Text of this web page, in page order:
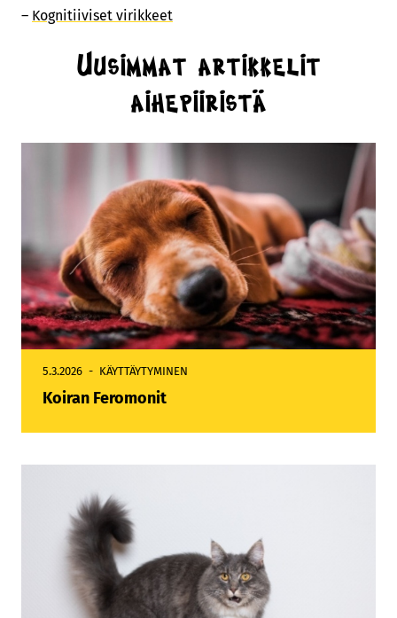
– Kognitiiviset virikkeet
Uusimmat artikkelit
aihepiiristä
5.3.2026 KÄYTTÄYTYMINEN
Koiran Feromonit